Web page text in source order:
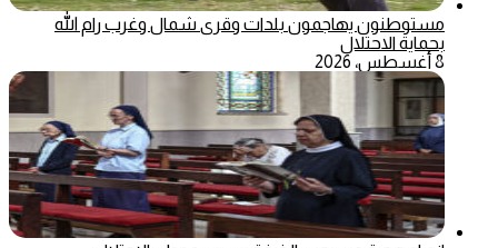
مستوطنون يهاجمون بلدات وقرى شمال وغرب رام الله
بحماية الاحتلال
8 أغسطس، 2026